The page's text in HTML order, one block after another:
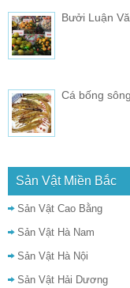
Bưởi Luận
Cá bống
Sản Vật Miền Bắc
Sản Vật Cao Bằng
Sản Vật Hà Nam
Sản Vật Hà Nội
Sản Vật Hải Dương